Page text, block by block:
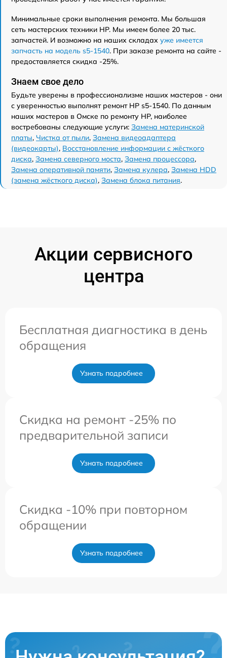
Минимальные сроки выполнения ремонта. Мы большая
сеть мастерских техники HP. Мы имеем более 20 тыс.
запчастей. И возможно на наших складах уже имеется
запчасть на модель s5-1540. При заказе ремонта на сайте -
предоставляется скидка -25%.
Знаем свое дело
Будьте уверены в профессионализме наших мастеров - они
с уверенностью выполнят ремонт HP s5-1540. По данным
наших мастеров в Омске по ремонту HP, наиболее
востребованы следующие услуги: Замена материнской
платы, Чистка от пыли, Замена видеоадаптера
(видеокарты), Восстановление информации с жёсткого
диска, Замена северного моста, Замена процессора,
Замена оперативной памяти, Замена кулера, Замена HDD
(замена жёсткого диска), Замена блока питания.
Акции сервисного
центра
Бесплатная диагностика в день
обращения
Узнать подробнее
Скидка на ремонт -25% по
предварительной записи
Узнать подробнее
Скидка -10% при повторном
обращении
Узнать подробнее